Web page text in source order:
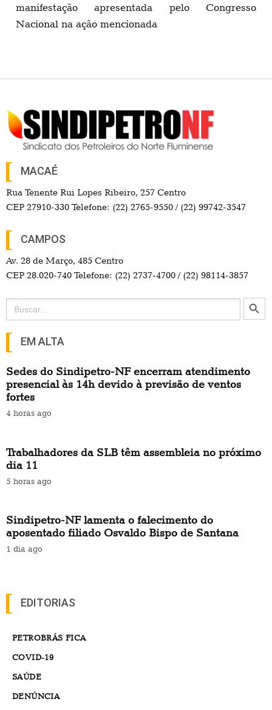
manifestação apresentada pelo Congresso
Nacional na ação mencionada
MACAÉ
Rua Tenente Rui Lopes Ribeiro, 257 Centro
CEP 27910-330 Telefone: (22) 2765-9550 / (22) 99742-3547
CAMPOS
Av. 28 de Março, 485 Centro
CEP 28.020-740 Telefone: (22) 2737-4700 / (22) 98114-3857
Search
for:
Search Button
EM ALTA
Sedes do Sindipetro-NF encerram atendimento
presencial às 14h devido à previsão de ventos
fortes
4 horas ago
Trabalhadores da SLB têm assembleia no próximo
dia 11
5 horas ago
Sindipetro-NF lamenta o falecimento do
aposentado filiado Osvaldo Bispo de Santana
1 dia ago
EDITORIAS
PETROBRÁS FICA
COVID-19
SAÚDE
DENÚNCIA